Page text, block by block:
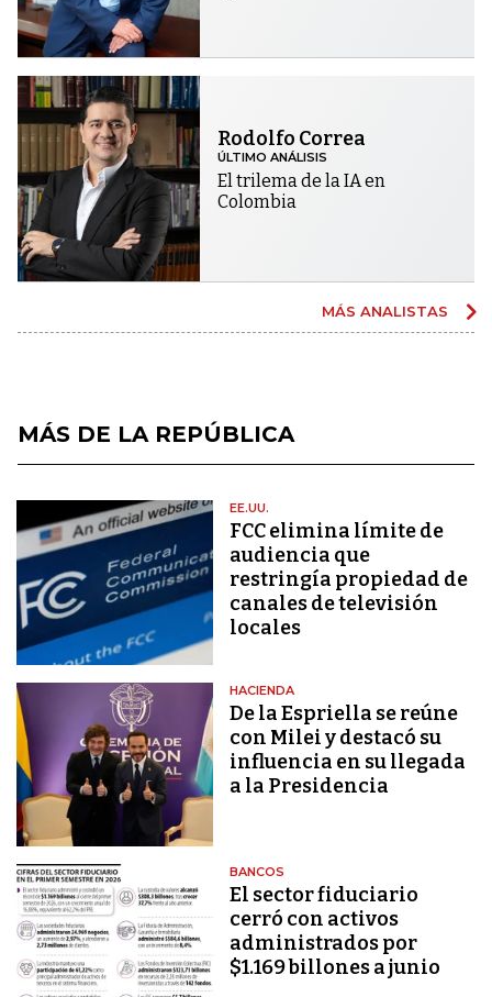
Rodolfo Correa
ÚLTIMO ANÁLISIS
El trilema de la IA en
Colombia
MÁS ANALISTAS
MÁS DE LA REPÚBLICA
EE.UU.
FCC elimina límite de
audiencia que
restringía propiedad de
canales de televisión
locales
HACIENDA
De la Espriella se reúne
con Milei y destacó su
influencia en su llegada
a la Presidencia
BANCOS
El sector fiduciario
cerró con activos
administrados por
$1.169 billones a junio